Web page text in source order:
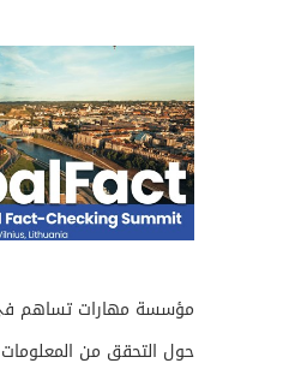
مؤسسة مهارات تساهم
حول التحقق من